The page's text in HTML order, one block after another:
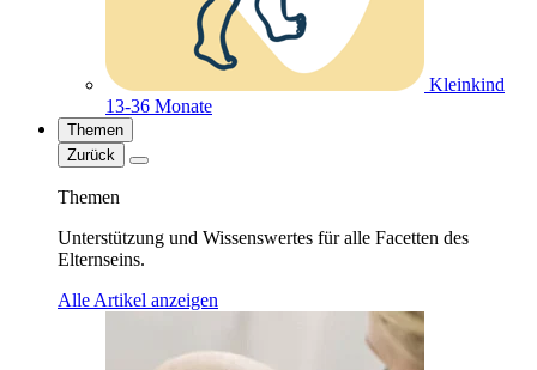
Kleinkind
13-36 Monate
Themen
Zurück
Themen
Unterstützung und Wissenswertes für alle Facetten des
Elternseins.
Alle Artikel anzeigen